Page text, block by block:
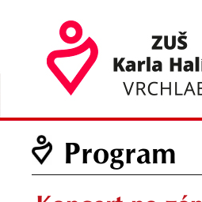
Program